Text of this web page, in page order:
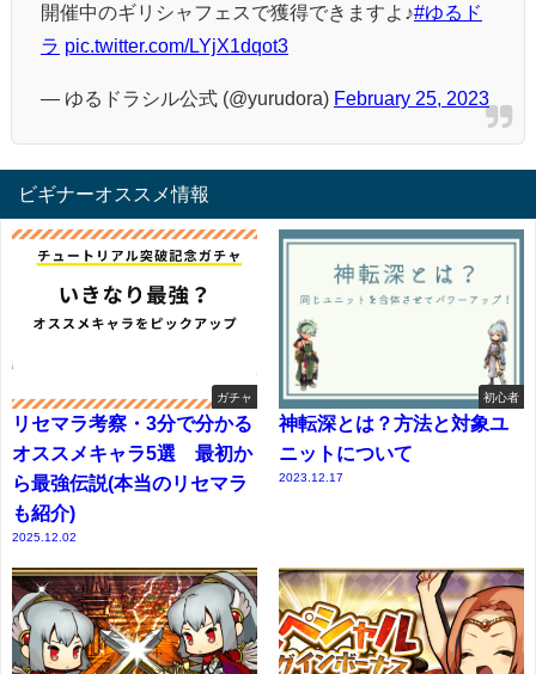
開催中のギリシャフェスで獲得できますよ♪#ゆるド
ラ pic.twitter.com/LYjX1dqot3
— ゆるドラシル公式 (@yurudora) February 25, 2023
ビギナーオススメ情報
ガチャ
リセマラ考察・3分で分かる
オススメキャラ5選 最初か
ら最強伝説(本当のリセマラ
も紹介)
2025.12.02
初心者
神転深とは？方法と対象ユ
ニットについて
2023.12.17